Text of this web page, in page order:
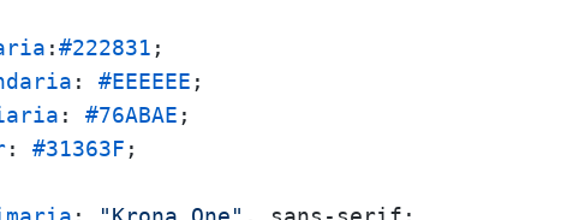
:#222831 ;
: #EEEEEE ;
: #76ABAE ;
: #31363F ;